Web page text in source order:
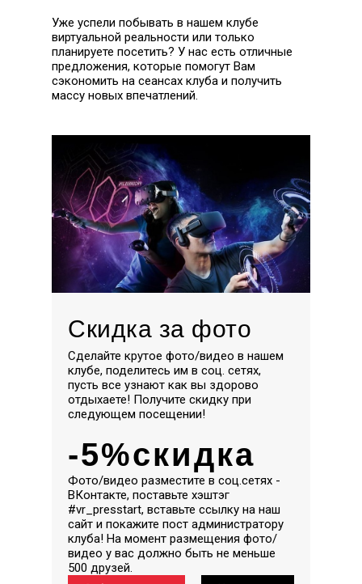
Уже успели побывать в нашем клубе
виртуальной реальности или только
планируете посетить? У нас есть отличные
предложения, которые помогут Вам
сэкономить на сеансах клуба и получить
массу новых впечатлений.
-5%скидка
Скидка за фото
Сделайте крутое фото/видео в нашем
клубе, поделитесь им в соц. сетях,
пусть все узнают как вы здорово
отдыхаете! Получите скидку при
следующем посещении!
Фото/видео разместите в соц.сетях -
ВКонтакте, поставьте хэштэг
#vr_presstart, вставьте ссылку на наш
сайт и покажите пост администратору
клуба! На момент размещения фото/
видео у вас должно быть не меньше
500 друзей.